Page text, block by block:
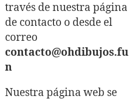
través de nuestra página
de contacto o desde el
correo
contacto@ohdibujos.fu
n
Nuestra página web se